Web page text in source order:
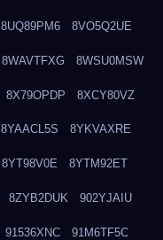
8UQ89PM6 8VO5Q2UE
8WAVTFXG 8WSU0MSW
8X79OPDP 8XCY80VZ
8YAACL5S 8YKVAXRE
8YT98V0E 8YTM92ET
8ZYB2DUK 902YJAIU
91536XNC 91M6TF5C